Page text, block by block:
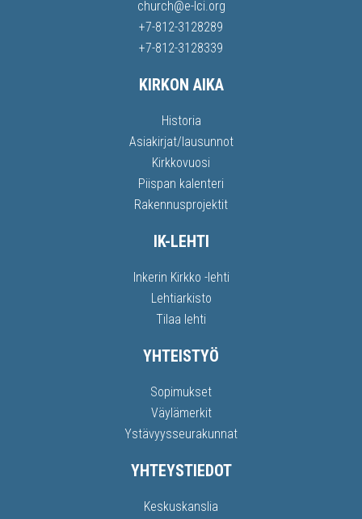
church@e-lci.org
+7-812-3128289
+7-812-3128339
KIRKON AIKA
Historia
Asiakirjat/lausunnot
Kirkkovuosi
Piispan kalenteri
Rakennusprojektit
IK-LEHTI
Inkerin Kirkko -lehti
Lehtiarkisto
Tilaa lehti
YHTEISTYÖ
Sopimukset
Väylämerkit
Ystävyysseurakunnat
YHTEYSTIEDOT
Keskuskanslia